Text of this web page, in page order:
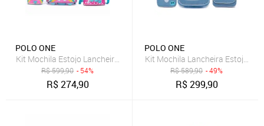
POLO ONE
Kit Mochila Estojo Lancheira Coala Menina Escolar Infantil Polo One
R$599,90 - 54%
R$274,90
POLO ONE
Kit Mochila Lancheira Estojo
R$589,90 - 49%
R$299,90